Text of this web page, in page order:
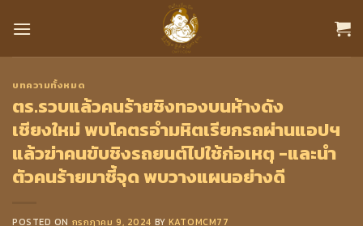
บทความทั้งหมด
ตร.รวบแล้วคนร้ายชิงทองบนห้างดัง
เชียงใหม่ พบโคตรอำมหิตเรียกรถผ่านแอปฯ
แล้วฆ่าคนขับชิงรถยนต์ไปใช้ก่อเหตุ -และนำ
ตัวคนร้ายมาชี้จุด พบวางแผนอย่างดี
POSTED ON กรกฎาคม 9, 2024 BY KATOMCM77